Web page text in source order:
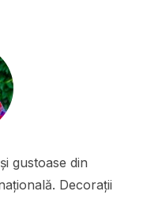
gustoase din
Decorații